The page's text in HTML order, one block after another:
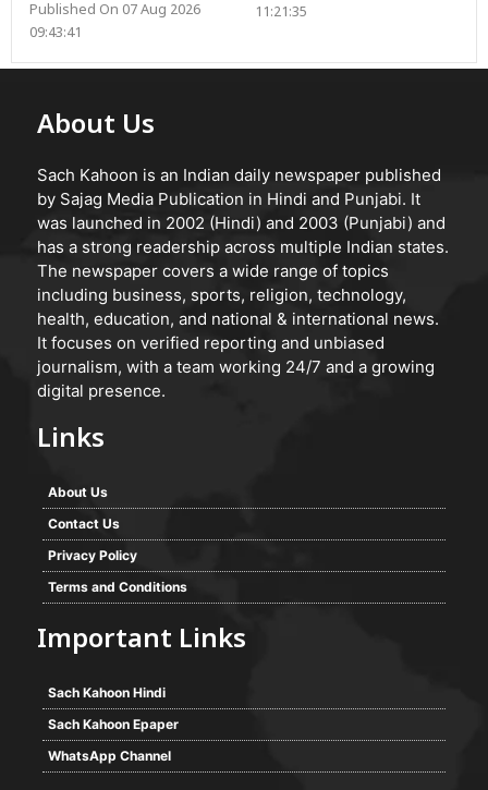
Published On 07 Aug 2026
09:43:41
11:21:35
About Us
Sach Kahoon is an Indian daily newspaper published
by Sajag Media Publication in Hindi and Punjabi. It
was launched in 2002 (Hindi) and 2003 (Punjabi) and
has a strong readership across multiple Indian states.
The newspaper covers a wide range of topics
including business, sports, religion, technology,
health, education, and national & international news.
It focuses on verified reporting and unbiased
journalism, with a team working 24/7 and a growing
digital presence.
Links
About Us
Contact Us
Privacy Policy
Terms and Conditions
Important Links
Sach Kahoon Hindi
Sach Kahoon Epaper
WhatsApp Channel